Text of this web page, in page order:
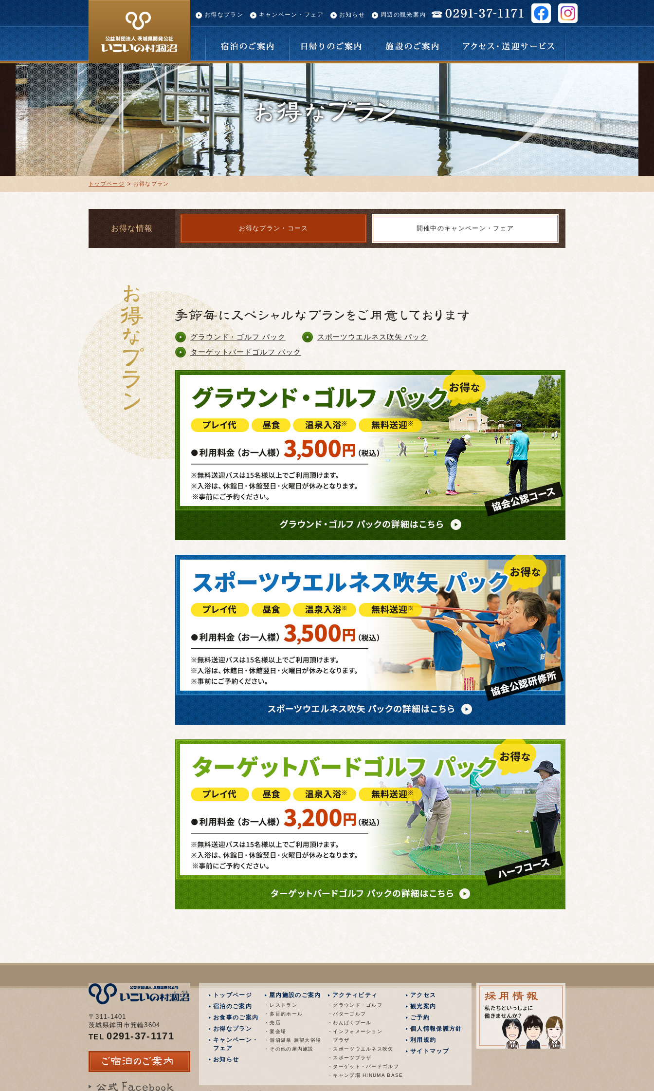
お得なプラン キャンペーン・フェア お知らせ 周辺の観光案内
宿泊のご案内 日帰りのご案内 施設のご案内 アクセス・送迎サービス
トップページ お得なプラン
お得な情報 お得なプラン・コース 開催中のキャンペーン・フェア
グラウンド・ゴルフ パック
スポーツウエルネス吹矢 パック
ターゲットバードゴルフ パック
〒311-1401
茨城県鉾田市箕輪3604
TEL0291-37-1171
トップページ
宿泊のご案内
お食事のご案内
お得なプラン
キャンペーン・
フェア
お知らせ
屋内施設のご案内
・レストラン
・多目的ホール
・売店
・宴会場
・涸沼温泉 展望大浴場
・その他の屋内施設
アクティビティ
・グラウンド・ゴルフ
・パターゴルフ
・わんぱくプール
・インフォメーション
プラザ
・スポーツウエルネス吹矢
・スポーツプラザ
・ターゲット・バードゴルフ
・キャンプ場 HINUMA BASE
アクセス
観光案内
ご予約
個人情報保護方針
利用規約
サイトマップ